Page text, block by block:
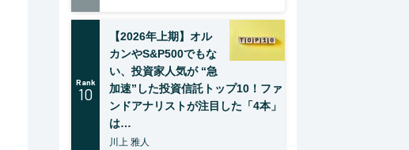
Rank
10
【2026年上期】オル
カンやS&P500でもな
い、投資家人気が “急
加速”した投資信託トップ10！ファ
ンドアナリストが注目した「4本」
は…
川上 雅人